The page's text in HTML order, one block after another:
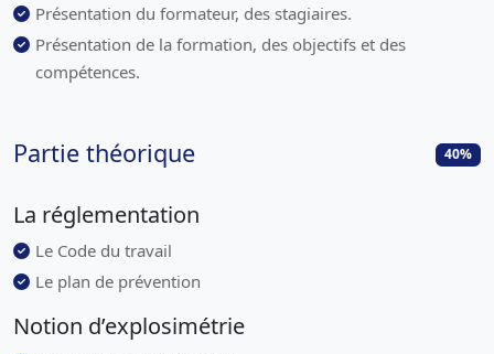
Présentation du formateur, des stagiaires.
Présentation de la formation, des objectifs et des
compétences.
Partie théorique 40%
La réglementation
Le Code du travail
Le plan de prévention
Notion d’explosimétrie